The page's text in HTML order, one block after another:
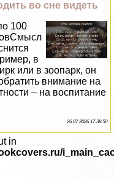
во сне видеть
100
в
или в зоопарк, он
внимание на
– на воспитание
26 07 2026 17:38:50
in